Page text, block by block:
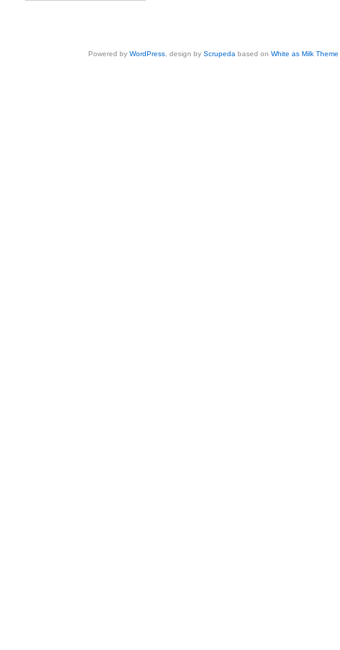
Powered byWordPress , design byScrupeda based onWhite as Milk Theme